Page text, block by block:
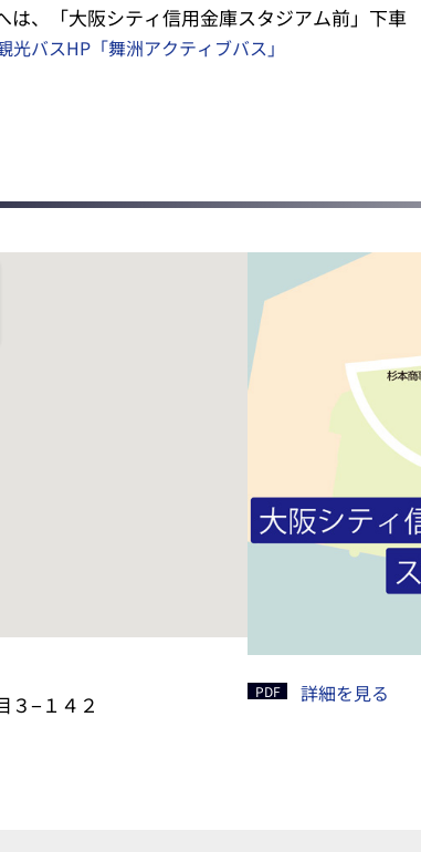
、「大阪シティ信用金庫スタジアム前」下車
光バスHP「舞洲アクティブバス」
３−１４２ 詳細を見る